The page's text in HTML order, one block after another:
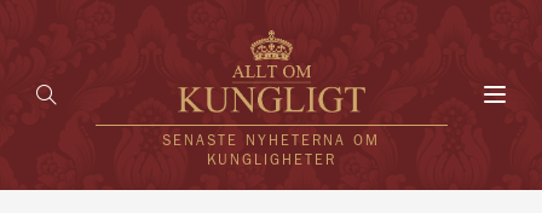
SENASTE NYHETERNA OM
KUNGLIGHETER